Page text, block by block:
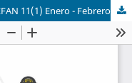
Vol. 11 Núm. 1 (2025): VinculaTégica EFAN 11(1) Enero - Febrero 2025